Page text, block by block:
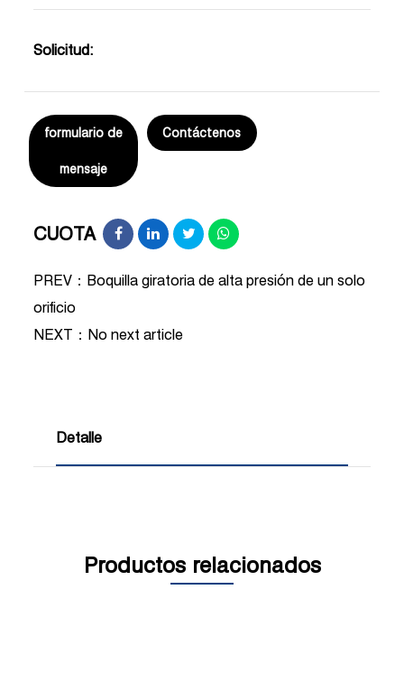
Solicitud:
formulario de
mensaje
Contáctenos
CUOTA
PREV：Boquilla giratoria de alta presión de un solo
orificio
NEXT： No next article
Detalle
Productos relacionados